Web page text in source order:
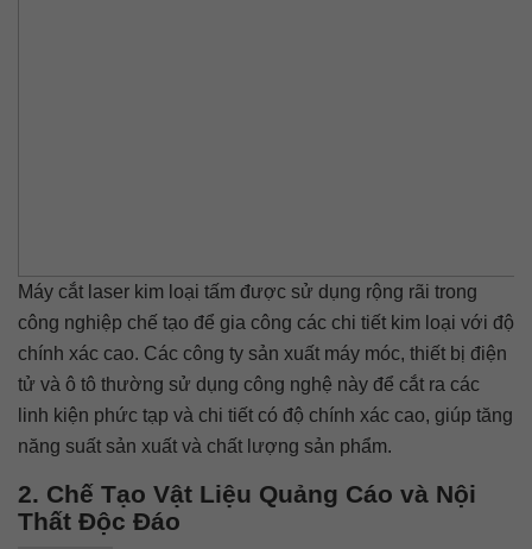
Máy cắt laser kim loại tấm được sử dụng rộng rãi trong
công nghiệp chế tạo để gia công các chi tiết kim loại với độ
chính xác cao. Các công ty sản xuất máy móc, thiết bị điện
tử và ô tô thường sử dụng công nghệ này để cắt ra các
linh kiện phức tạp và chi tiết có độ chính xác cao, giúp tăng
năng suất sản xuất và chất lượng sản phẩm.
2. Chế Tạo Vật Liệu Quảng Cáo và Nội
Thất Độc Đáo